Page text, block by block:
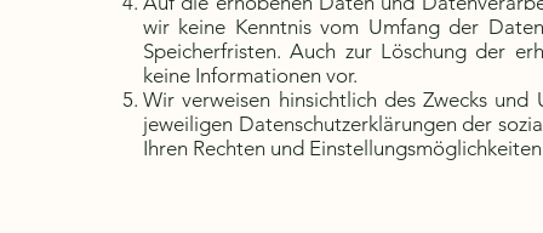
wir keine Kenntnis vom Umfang der
Speicherfristen. Auch zur Löschung der
keine Informationen vor.
Wir verweisen hinsichtlich des Zwecks
jeweiligen Datenschutzerklärungen der
Ihren Rechten und